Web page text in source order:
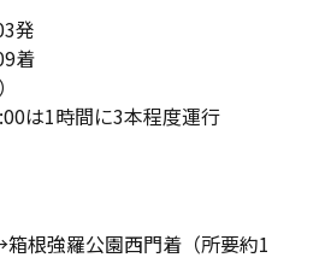
発
着
は1時間に3本程度運行
根強羅公園西門着（所要約1